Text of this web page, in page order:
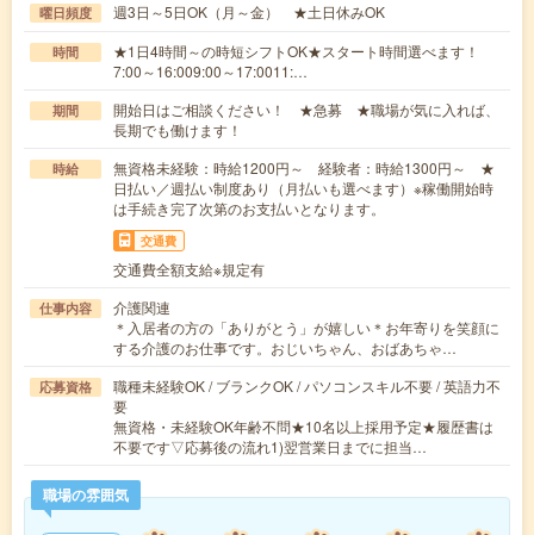
曜日頻度 週3日～5日OK（月～金） ★土日休みOK
時間
★1日4時間～の時短シフトOK★スタート時間選べます！
7:00～16:009:00～17:0011:…
期間
開始日はご相談ください！ ★急募 ★職場が気に入れば、
長期でも働けます！
時給
無資格未経験：時給1200円～ 経験者：時給1300円～ ★
日払い／週払い制度あり（月払いも選べます）※稼働開始時
は手続き完了次第のお支払いとなります。
交通費
交通費全額支給※規定有
仕事内容
介護関連
＊入居者の方の「ありがとう」が嬉しい＊お年寄りを笑顔に
する介護のお仕事です。おじいちゃん、おばあちゃ…
応募資格
職種未経験OK / ブランクOK / パソコンスキル不要 / 英語力不
要
無資格・未経験OK年齢不問★10名以上採用予定★履歴書は
不要です▽応募後の流れ1)翌営業日までに担当…
職場の雰囲気